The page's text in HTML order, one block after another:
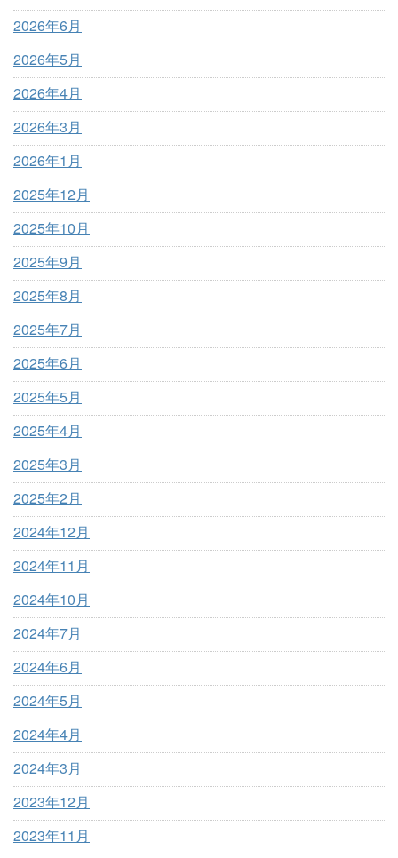
2026年6月
2026年5月
2026年4月
2026年3月
2026年1月
2025年12月
2025年10月
2025年9月
2025年8月
2025年7月
2025年6月
2025年5月
2025年4月
2025年3月
2025年2月
2024年12月
2024年11月
2024年10月
2024年7月
2024年6月
2024年5月
2024年4月
2024年3月
2023年12月
2023年11月